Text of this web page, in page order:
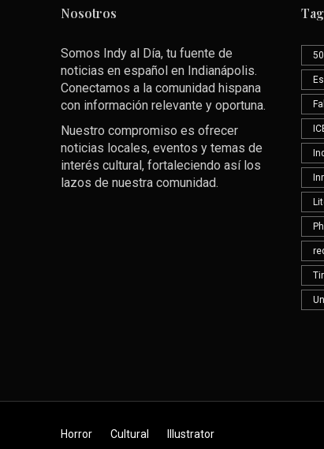
Nosotros
Somos Indy al Día, tu fuente de
noticias en español en Indianápolis.
Conectamos a la comunidad hispana
con información relevante y oportuna.
Nuestro compromiso es ofrecer
noticias locales, eventos y temas de
interés cultural, fortaleciendo así los
lazos de nuestra comunidad.
Horror Cultural Illustrator